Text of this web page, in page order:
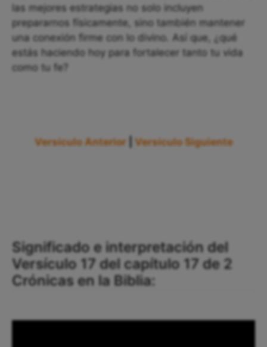
las mejores estrategias no solo incluyen
prepararnos físicamente, sino también mantener
una conexión firme con lo divino. Así que, ¿qué
estás haciendo hoy para fortalecer tanto tu vida
como tu fe?
Versículo Anterior Versículo Siguiente
Significado e interpretación del
Versículo 17 del capítulo 17 de 2
Crónicas en la Biblia: